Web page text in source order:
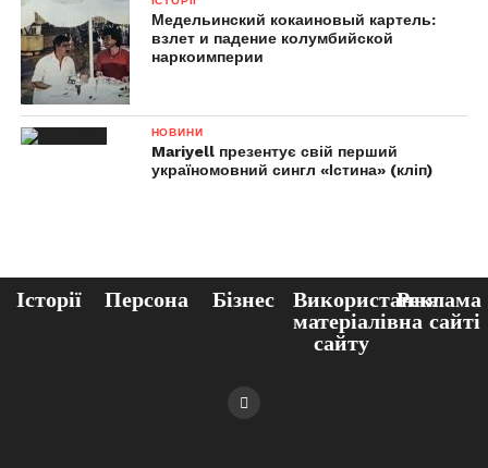
Медельинский кокаиновый картель:
взлет и падение колумбийской
наркоимперии
НОВИНИ
Mariyell презентує свій перший
україномовний сингл «Істина» (кліп)
Історії Персона Бізнес
Використання
матеріалів
сайту
Реклама
на сайті